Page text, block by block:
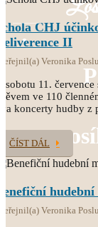
CHJ
II
Veronika
sobotu 11.
ve 110
koncerty hudby z
ČÍST DÁL
Veronika